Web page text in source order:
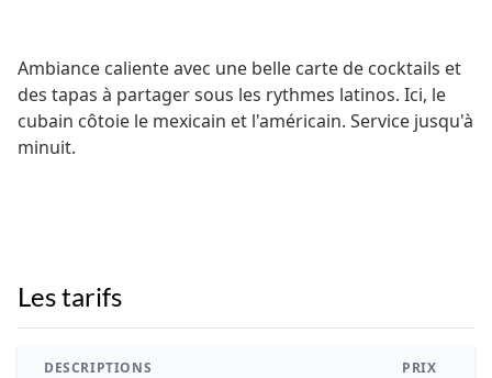
Ambiance caliente avec une belle carte de cocktails et
des tapas à partager sous les rythmes latinos. Ici, le
cubain côtoie le mexicain et l'américain. Service jusqu'à
minuit.
Les tarifs
DESCRIPTIONS PRIX